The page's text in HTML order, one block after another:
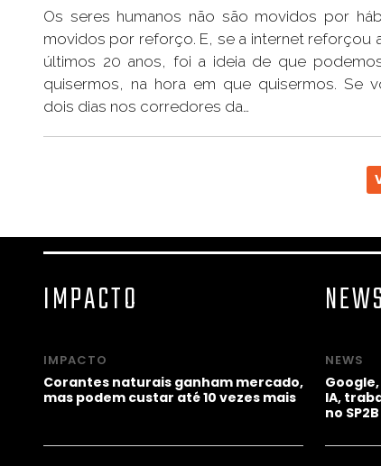
Os seres humanos não são movidos por
movidos por reforço. E, se a internet reforçou
últimos 20 anos, foi a ideia de que
quisermos, na hora em que quisermos. Se
dois dias nos corredores da…
IMPACTO
IMPACTO
Corantes naturais ganham mercado,
mas podem custar até 10 vezes mais
NEWS
NEWS
IA,
no